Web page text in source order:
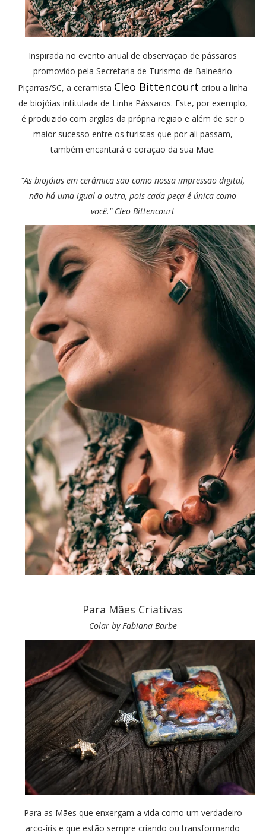
Inspirada no evento anual de observação de pássaros
promovido pela Secretaria de Turismo de Balneário
Piçarras/SC, a ceramista Cleo Bittencourt criou a linha
de biojóias intitulada de Linha Pássaros. Este, por exemplo,
é produzido com argilas da própria região e além de ser o
maior sucesso entre os turistas que por ali passam,
também encantará o coração da sua Mãe.
"As biojóias em cerâmica são como nossa impressão digital,
não há uma igual a outra, pois cada peça é única como
você." Cleo Bittencourt
Para Mães Criativas
Colar by Fabiana Barbe
Para as Mães que enxergam a vida como um verdadeiro
arco-íris e que estão sempre criando ou transformando